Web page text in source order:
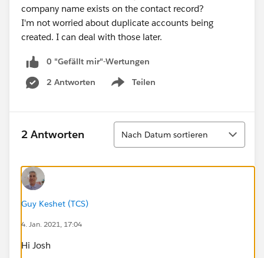
company name exists on the contact record?
I'm not worried about duplicate accounts being
created. I can deal with those later.
0 "Gefällt mir"-Wertungen
2 Antworten
Teilen
Show menu
2 Antworten
Sortieren
Nach Datum sortieren
Guy Keshet (TCS)
4. Jan. 2021, 17:04
Hi Josh